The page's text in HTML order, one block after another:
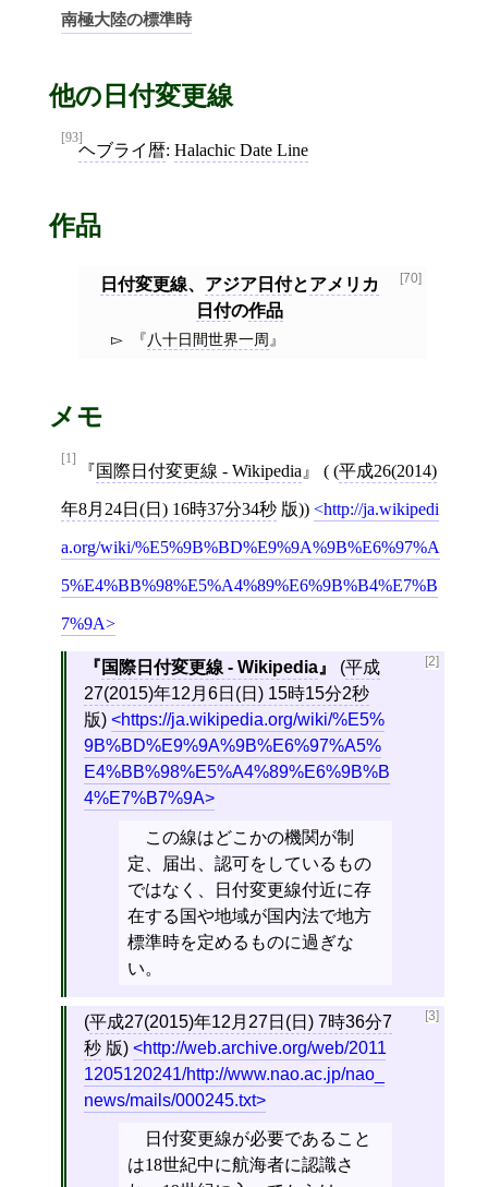
南極大陸の標準時
他の日付変更線
[93]
ヘブライ暦: Halachic Date Line
作品
[70]
日付変更線、 アジア日付とアメリカ
日付の作品
八十日間世界一周
メモ
[1]
国際日付変更線 - Wikipedia ( (平成26(2014)
年8月24日(日) 16時37分34秒 版)) http://ja.wikipedi
a.org/wiki/%E5%9B%BD%E9%9A%9B%E6%97%A
5%E4%BB%98%E5%A4%89%E6%9B%B4%E7%B
7%9A
[2]
国際日付変更線 - Wikipedia (平成
27(2015)年12月6日(日) 15時15分2秒
版)
https://ja.wikipedia.org/wiki/%E5%
9B%BD%E9%9A%9B%E6%97%A5%
E4%BB%98%E5%A4%89%E6%9B%B
4%E7%B7%9A
この線はどこかの機関が制
定、届出、認可をしているもの
ではなく、日付変更線付近に存
在する国や地域が国内法で地方
標準時を定めるものに過ぎな
い。
[3]
(平成27(2015)年12月27日(日) 7時36分7
秒版)
http://web.archive.org/web/2011
1205120241/http://www.nao.ac.jp/nao_
news/mails/000245.txt
日付変更線が必要であること
は18世紀中に航海者に認識さ